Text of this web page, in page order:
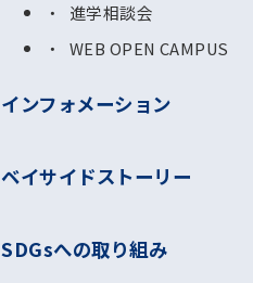
進学相談会
WEB OPEN CAMPUS
インフォメーション
ベイサイドストーリー
SDGsへの取り組み